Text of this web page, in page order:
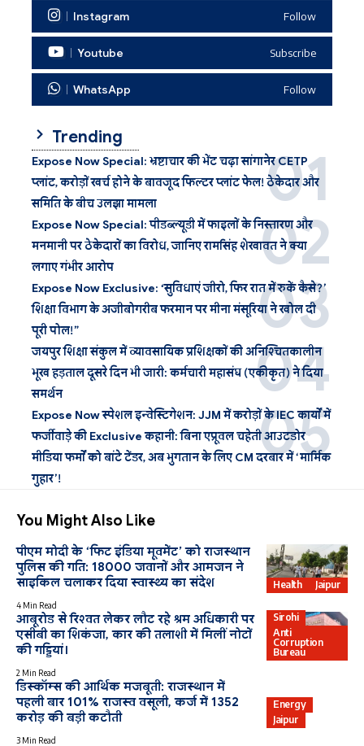
Instagram Follow
Youtube Subscribe
WhatsApp Follow
Trending
Expose Now Special: भ्रष्टाचार की भेंट चढ़ा सांगानेर CETP
प्लांट, करोड़ों खर्च होने के बावजूद फिल्टर प्लांट फेल! ठेकेदार और
समिति के बीच उलझा मामला
Expose Now Special: पीडब्ल्यूडी में फाइलों के निस्तारण और
मनमानी पर ठेकेदारों का विरोध, जानिए रामसिंह शेखावत ने क्या
लगाए गंभीर आरोप
Expose Now Exclusive: ‘सुविधाएं जीरो, फिर रात में रुकें कैसे?’
शिक्षा विभाग के अजीबोगरीब फरमान पर मीना मंसूरिया ने खोल दी
पूरी पोल!”
जयपुर शिक्षा संकुल में व्यावसायिक प्रशिक्षकों की अनिश्चितकालीन
भूख हड़ताल दूसरे दिन भी जारी: कर्मचारी महासंघ (एकीकृत) ने दिया
समर्थन
Expose Now स्पेशल इन्वेस्टिगेशन: JJM में करोड़ों के IEC कार्यों में
फर्जीवाड़े की Exclusive कहानी: बिना एप्रूवल चहेती आउटडोर
मीडिया फर्मों को बांटे टेंडर, अब भुगतान के लिए CM दरबार में ‘मार्मिक
गुहार’!
You Might Also Like
Health Jaipur
पीएम मोदी के ‘फिट इंडिया मूवमेंट’ को राजस्थान
पुलिस की गति: 18000 जवानों और आमजन ने
साइकिल चलाकर दिया स्वास्थ्य का संदेश
4 Min Read
Sirohi
Anti
Corruption
Bureau
आबूरोड से रिश्वत लेकर लौट रहे श्रम अधिकारी पर
एसीबी का शिकंजा, कार की तलाशी में मिलीं नोटों
की गड्डियां।
2 Min Read
Energy
Jaipur
डिस्कॉम्स की आर्थिक मजबूती: राजस्थान में
पहली बार 101% राजस्व वसूली, कर्ज में 1352
करोड़ की बड़ी कटौती
3 Min Read